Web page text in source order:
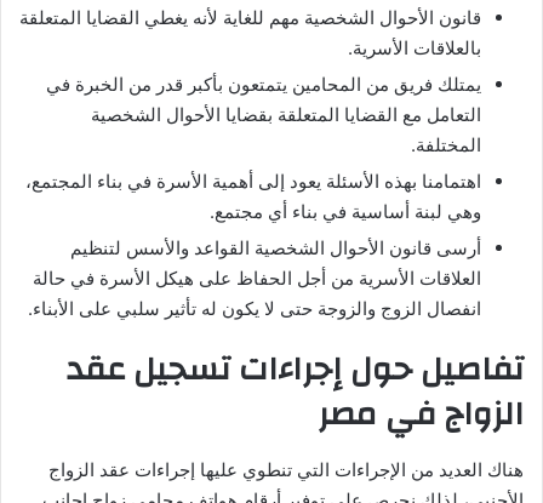
قانون الأحوال الشخصية مهم للغاية لأنه يغطي القضايا المتعلقة
بالعلاقات الأسرية.
يمتلك فريق من المحامين يتمتعون بأكبر قدر من الخبرة في
التعامل مع القضايا المتعلقة بقضايا الأحوال الشخصية
المختلفة.
اهتمامنا بهذه الأسئلة يعود إلى أهمية الأسرة في بناء المجتمع،
وهي لبنة أساسية في بناء أي مجتمع.
أرسى قانون الأحوال الشخصية القواعد والأسس لتنظيم
العلاقات الأسرية من أجل الحفاظ على هيكل الأسرة في حالة
انفصال الزوج والزوجة حتى لا يكون له تأثير سلبي على الأبناء.
تفاصيل حول إجراءات تسجيل عقد
الزواج في مصر
هناك العديد من الإجراءات التي تنطوي عليها إجراءات عقد الزواج